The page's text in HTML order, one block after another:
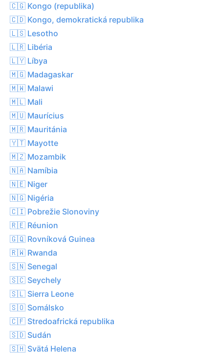
🇨🇬 Kongo (republika)
🇨🇩 Kongo, demokratická republika
🇱🇸 Lesotho
🇱🇷 Libéria
🇱🇾 Líbya
🇲🇬 Madagaskar
🇲🇼 Malawi
🇲🇱 Mali
🇲🇺 Maurícius
🇲🇷 Mauritánia
🇾🇹 Mayotte
🇲🇿 Mozambik
🇳🇦 Namíbia
🇳🇪 Niger
🇳🇬 Nigéria
🇨🇮 Pobrežie Slonoviny
🇷🇪 Réunion
🇬🇶 Rovníková Guinea
🇷🇼 Rwanda
🇸🇳 Senegal
🇸🇨 Seychely
🇸🇱 Sierra Leone
🇸🇴 Somálsko
🇨🇫 Stredoafrická republika
🇸🇩 Sudán
🇸🇭 Svätá Helena